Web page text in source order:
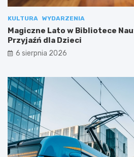
KULTURA WYDARZENIA
Magiczne Lato w Bibliotece
Przyjaźń dla Dzieci
6 sierpnia 2026